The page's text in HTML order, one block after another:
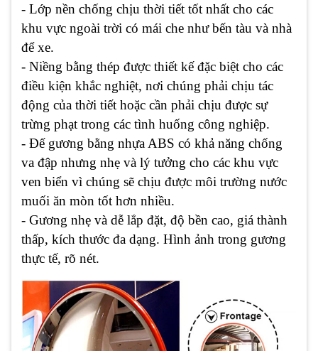
- Lớp nền chống chịu thời tiết tốt nhất cho các
khu vực ngoài trời có mái che như bến tàu và nhà
để xe.
- Niềng bằng thép được thiết kế đặc biệt cho các
điều kiện khắc nghiệt, nơi chúng phải chịu tác
động của thời tiết hoặc cần phải chịu được sự
trừng phạt trong các tình huống công nghiệp.
- Đế gương bằng nhựa ABS có khả năng chống
va đập nhưng nhẹ và lý tưởng cho các khu vực
ven biển vì chúng sẽ chịu được môi trường nước
muối ăn mòn tốt hơn nhiều.
- Gương nhẹ và dễ lắp đặt, độ bền cao, giá thành
thấp, kích thước đa dạng. Hình ảnh trong gương
thực tế, rõ nét.